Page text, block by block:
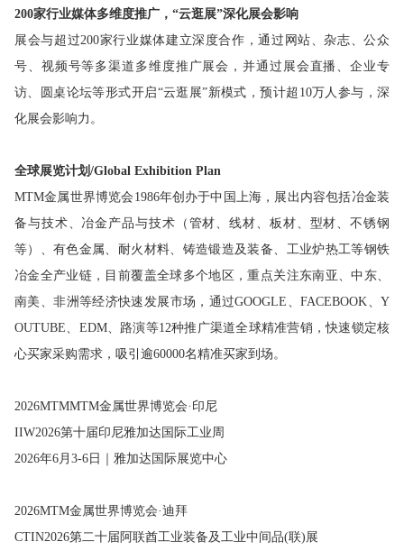
200家行业媒体多维度推广，“云逛展”深化展会影响
展会与超过200家行业媒体建立深度合作，通过网站、杂志、公众
号、视频号等多渠道多维度推广展会，并通过展会直播、企业专
访、圆桌论坛等形式开启“云逛展”新模式，预计超10万人参与，深
化展会影响力。
全球展览计划 /Global Exhibition Plan
MTM金属世界博览会1986年创办于中国上海，展出内容包括冶金装
备与技术、冶金产品与技术（管材、线材、板材、型材、不锈钢
等）、有色金属、耐火材料、铸造锻造及装备、 工业炉热工等钢铁
冶金全产业链，目前覆盖全球多个地区，重点关注东南亚、中东、
南美、非洲等经济快速发展市场，通过GOOGLE、FACEBOOK、Y
OUTUBE、EDM、路演等12种推广渠道全球精准营销，快速锁定核
心买家采购需求，吸引逾60000名精准买家到场。
2026MTMMTM金属世界博览会·印尼
IIW2026第十届印尼雅加达国际工业周
2026年6月3-6日｜雅加达国际展览中心
2026MTM金属世界博览会·迪拜
CTIN2026第二十届阿联酋工业装备及工业中间品(联)展